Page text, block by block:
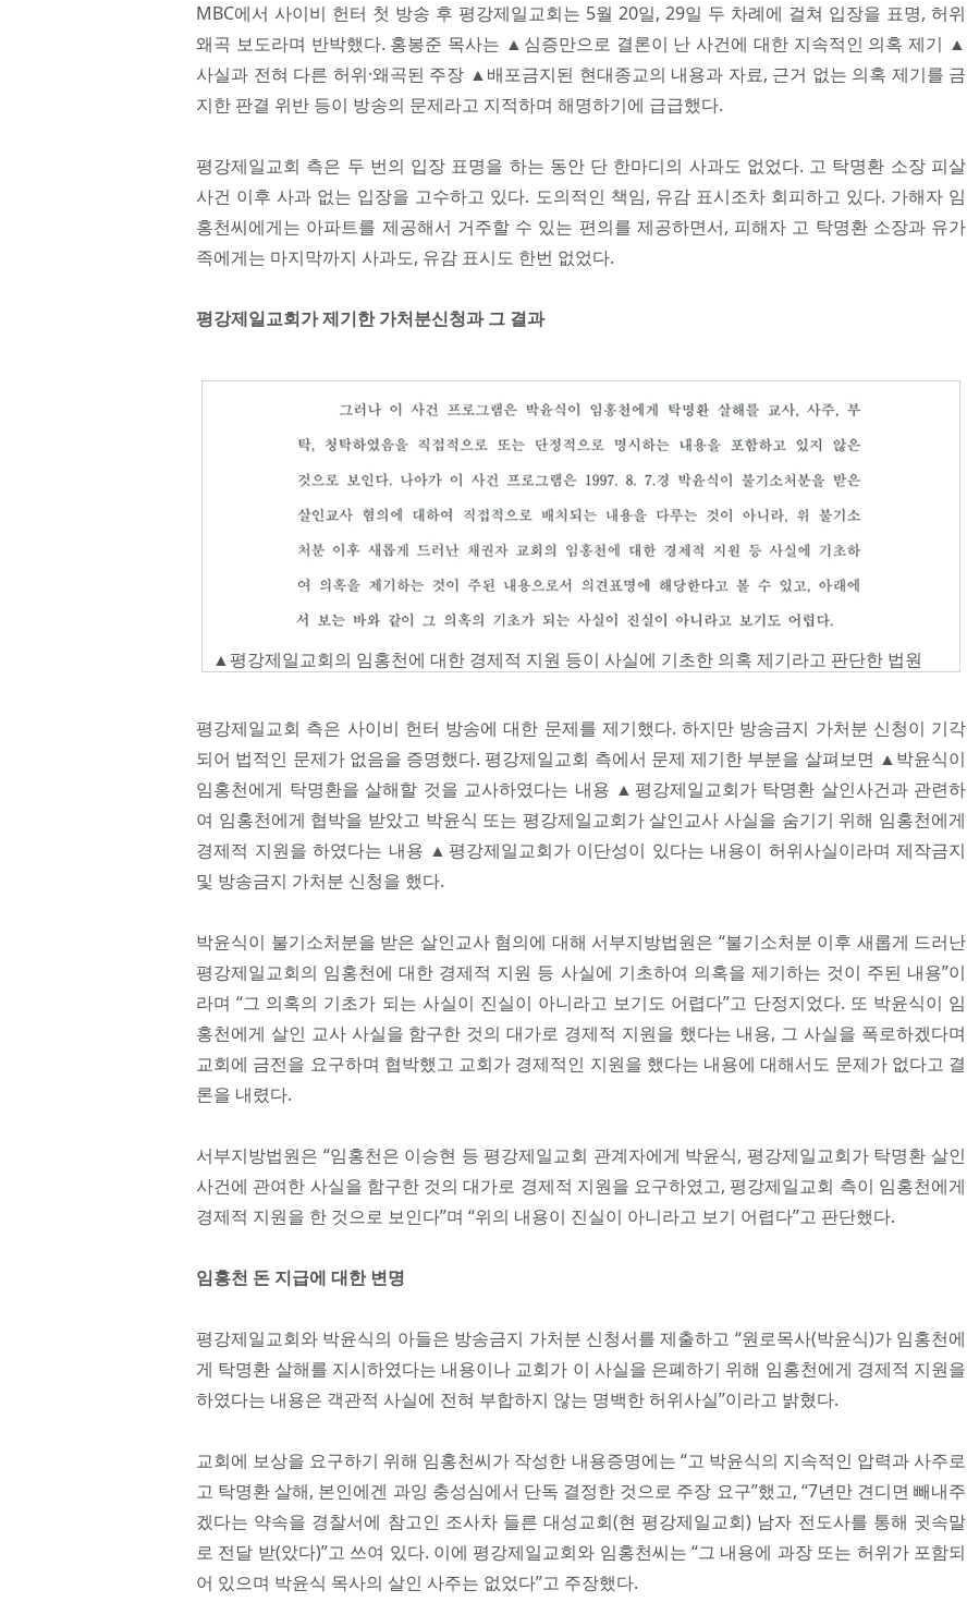
MBC에서 사이비 헌터 첫 방송 후 평강제일교회는 5월 20일, 29일 두 차례에 걸쳐 입장을 표명, 허위
왜곡 보도라며 반박했다. 홍봉준 목사는 ▲심증만으로 결론이 난 사건에 대한 지속적인 의혹 제기 ▲
사실과 전혀 다른 허위·왜곡된 주장 ▲배포금지된 현대종교의 내용과 자료, 근거 없는 의혹 제기를 금
지한 판결 위반 등이 방송의 문제라고 지적하며 해명하기에 급급했다.
평강제일교회 측은 두 번의 입장 표명을 하는 동안 단 한마디의 사과도 없었다. 고 탁명환 소장 피살
사건 이후 사과 없는 입장을 고수하고 있다. 도의적인 책임, 유감 표시조차 회피하고 있다. 가해자 임
홍천씨에게는 아파트를 제공해서 거주할 수 있는 편의를 제공하면서, 피해자 고 탁명환 소장과 유가
족에게는 마지막까지 사과도, 유감 표시도 한번 없었다.
평강제일교회가 제기한 가처분신청과 그 결과
▲평강제일교회의 임홍천에 대한 경제적 지원 등이 사실에 기초한 의혹 제기라고 판단한 법원
평강제일교회 측은 사이비 헌터 방송에 대한 문제를 제기했다. 하지만 방송금지 가처분 신청이 기각
되어 법적인 문제가 없음을 증명했다. 평강제일교회 측에서 문제 제기한 부분을 살펴보면 ▲박윤식이
임홍천에게 탁명환을 살해할 것을 교사하였다는 내용 ▲평강제일교회가 탁명환 살인사건과 관련하
여 임홍천에게 협박을 받았고 박윤식 또는 평강제일교회가 살인교사 사실을 숨기기 위해 임홍천에게
경제적 지원을 하였다는 내용 ▲평강제일교회가 이단성이 있다는 내용이 허위사실이라며 제작금지
및 방송금지 가처분 신청을 했다.
박윤식이 불기소처분을 받은 살인교사 혐의에 대해 서부지방법원은 “불기소처분 이후 새롭게 드러난
평강제일교회의 임홍천에 대한 경제적 지원 등 사실에 기초하여 의혹을 제기하는 것이 주된 내용”이
라며 “그 의혹의 기초가 되는 사실이 진실이 아니라고 보기도 어렵다”고 단정지었다. 또 박윤식이 임
홍천에게 살인 교사 사실을 함구한 것의 대가로 경제적 지원을 했다는 내용, 그 사실을 폭로하겠다며
교회에 금전을 요구하며 협박했고 교회가 경제적인 지원을 했다는 내용에 대해서도 문제가 없다고 결
론을 내렸다.
서부지방법원은 “임홍천은 이승현 등 평강제일교회 관계자에게 박윤식, 평강제일교회가 탁명환 살인
사건에 관여한 사실을 함구한 것의 대가로 경제적 지원을 요구하였고, 평강제일교회 측이 임홍천에게
경제적 지원을 한 것으로 보인다”며 “위의 내용이 진실이 아니라고 보기 어렵다”고 판단했다.
임홍천 돈 지급에 대한 변명
평강제일교회와 박윤식의 아들은 방송금지 가처분 신청서를 제출하고 “원로목사(박윤식)가 임홍천에
게 탁명환 살해를 지시하였다는 내용이나 교회가 이 사실을 은폐하기 위해 임홍천에게 경제적 지원을
하였다는 내용은 객관적 사실에 전혀 부합하지 않는 명백한 허위사실”이라고 밝혔다.
교회에 보상을 요구하기 위해 임홍천씨가 작성한 내용증명에는 “고 박윤식의 지속적인 압력과 사주로
고 탁명환 살해, 본인에겐 과잉 충성심에서 단독 결정한 것으로 주장 요구”했고, “7년만 견디면 빼내주
겠다는 약속을 경찰서에 참고인 조사차 들른 대성교회(현 평강제일교회) 남자 전도사를 통해 귓속말
로 전달 받(았다)”고 쓰여 있다. 이에 평강제일교회와 임홍천씨는 “그 내용에 과장 또는 허위가 포함되
어 있으며 박윤식 목사의 살인 사주는 없었다”고 주장했다.